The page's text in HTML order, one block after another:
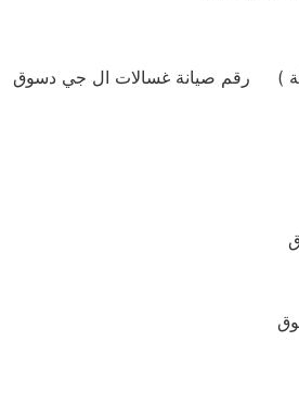
رقم صيانة غسالات ال جي دسوق ( استبدال ومبيعات وصيانة ال جي دسوق جميع الموديلات . غسالة تحميل امامي او تحميل علوي ،ثلاجة ،مكنسة ،تكييف ،بوتاجاز ،ميكروويف ،غسالة ملابس ،غسالة